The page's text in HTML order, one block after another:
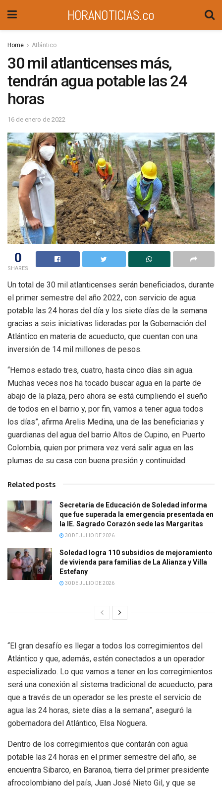
HORANOTICIAS.co
Home Atlántico
30 mil atlanticenses más,
tendrán agua potable las 24
horas
16 de enero de 2022
0
SHARES
Un total de 30 mil atlanticenses serán beneficiados, durante
el primer semestre del año 2022, con servicio de agua
potable las 24 horas del día y los siete días de la semana
gracias a seis iniciativas lideradas por la Gobernación del
Atlántico en materia de acueducto, que cuentan con una
inversión de 14 mil millones de pesos.
“Hemos estado tres, cuatro, hasta cinco días sin agua.
Muchas veces nos ha tocado buscar agua en la parte de
abajo de la plaza, pero ahora se está cumpliendo el sueño
de todos en el barrio y, por fin, vamos a tener agua todos
los días”, afirma Arelis Medina, una de las beneficiarias y
guardianas del agua del barrio Altos de Cupino, en Puerto
Colombia, quien por primera vez verá salir agua en las
plumas de su casa con buena presión y continuidad.
Related posts
Secretaría de Educación de Soledad informa
que fue superada la emergencia presentada en
la IE. Sagrado Corazón sede las Margaritas
30 DE JULIO DE 2026
Soledad logra 110 subsidios de mejoramiento
de vivienda para familias de La Alianza y Villa
Estefany
30 DE JULIO DE 2026
“El gran desafío es llegar a todos los corregimientos del
Atlántico y que, además, estén conectados a un operador
especializado. Lo que vamos a tener en los corregimientos
será una conexión al sistema tradicional de acueducto, para
que a través de un operador se les preste el servicio de
agua las 24 horas, siete días a la semana”, aseguró la
gobernadora del Atlántico, Elsa Noguera.
Dentro de los corregimientos que contarán con agua
potable las 24 horas en el primer semestre del año, se
encuentra Sibarco, en Baranoa, tierra del primer presidente
afrocolombiano del país, Juan José Nieto Gil, y que se